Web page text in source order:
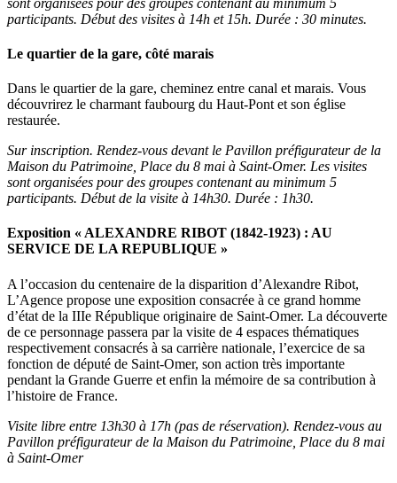
participants. Début des visites à 14h et 15h. Durée : 30 minutes.
Le quartier de la gare, côté marais
Dans le quartier de la gare, cheminez entre canal et marais. Vous
découvrirez le charmant faubourg du Haut-Pont et son église
restaurée.
Sur inscription. Rendez-vous devant le Pavillon préfigurateur de la
Maison du Patrimoine, Place du 8 mai à Saint-Omer. Les visites
sont organisées pour des groupes contenant au minimum 5
participants. Début de la visite à 14h30. Durée : 1h30.
Exposition « ALEXANDRE RIBOT (1842-1923) : AU
SERVICE DE LA REPUBLIQUE »
A l’occasion du centenaire de la disparition d’Alexandre Ribot,
L’Agence propose une exposition consacrée à ce grand homme
d’état de la IIIe République originaire de Saint-Omer. La découverte
de ce personnage passera par la visite de 4 espaces thématiques
respectivement consacrés à sa carrière nationale, l’exercice de sa
fonction de député de Saint-Omer, son action très importante
pendant la Grande Guerre et enfin la mémoire de sa contribution à
l’histoire de France.
Visite libre entre 13h30 à 17h (pas de réservation). Rendez-vous au
Pavillon préfigurateur de la Maison du Patrimoine, Place du 8 mai
à Saint-Omer